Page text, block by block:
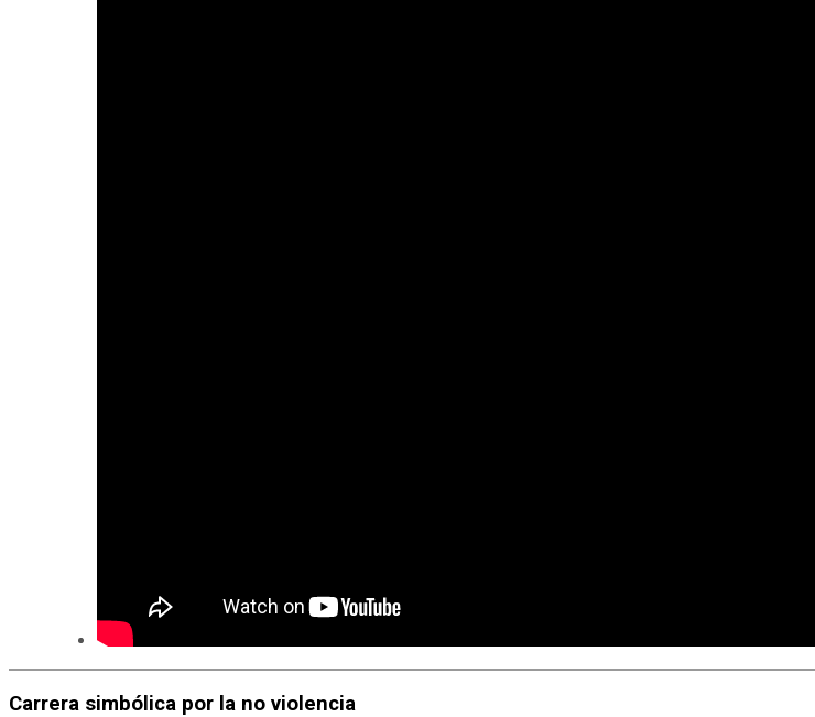
Carrera simbólica por la no violencia